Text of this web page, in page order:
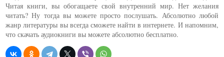
Читая книги, вы обогащаете свой внутренний мир. Нет желания
читать? Ну тогда вы можете просто послушать. Абсолютно любой
жанр литературы вы всегда сможете найти в интернете. И напомним,
что скачать аудиокниги вы можете абсолютно бесплатно.